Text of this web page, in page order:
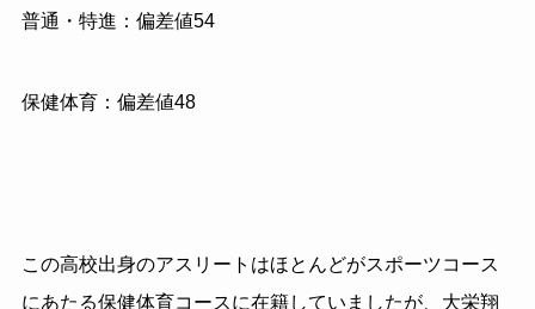
普通・特進：偏差値54
保健体育：偏差値48
この高校出身のアスリートはほとんどがスポーツコース
にあたる保健体育コースに在籍していましたが、大栄翔